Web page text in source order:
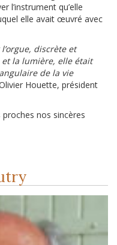
l’instrument qu’elle
elle avait œuvré avec
discrète et
la lumière, elle était
de la vie
Houette, président
nos sincères